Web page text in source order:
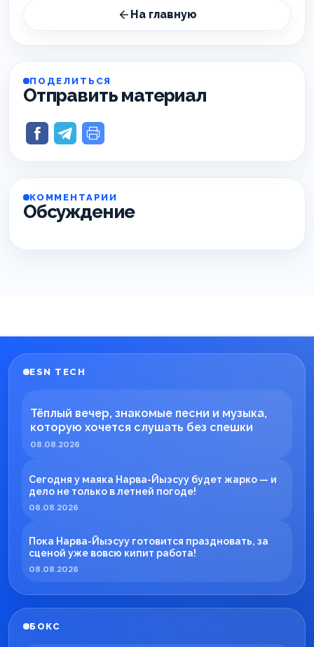
На главную
ПОДЕЛИТЬСЯ
Отправить материал
КОММЕНТАРИИ
Обсуждение
ESN TECH
Тёплый вечер, знакомые песни и музыка,
которую хочется слушать без спешки
08.08.2026
Сегодня у маяка Нарва-Йыэсуу будет жарко — и
дело не только в летней погоде!
08.08.2026
Пока Нарва-Йыэсуу готовится праздновать, за
сценой уже вовсю кипит работа!
08.08.2026
БОКС